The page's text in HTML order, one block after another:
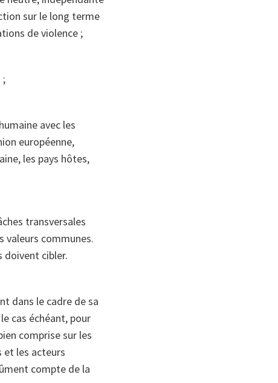
sur le long terme
de violence ;
;
avec les
européenne,
les pays hôtes,
transversales
communes.
doivent cibler.
dans le cadre de sa
cas échéant, pour
comprise sur les
les acteurs
compte de la